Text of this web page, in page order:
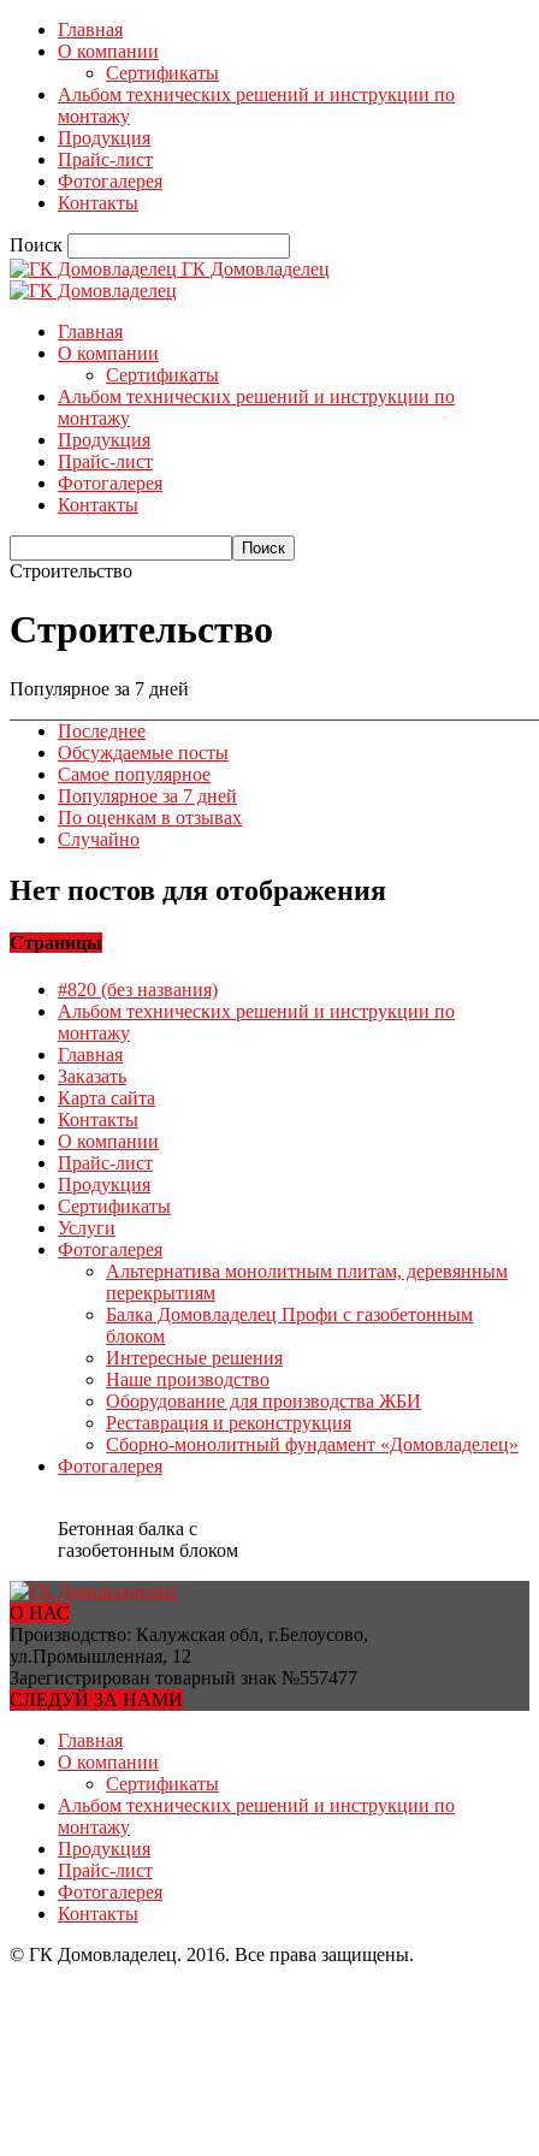
Главная
О компании
Сертификаты
Альбом технических решений и инструкции по
монтажу
Продукция
Прайс-лист
Фотогалерея
Контакты
Поиск
ГК Домовладелец
Главная
О компании
Сертификаты
Альбом технических решений и инструкции по
монтажу
Продукция
Прайс-лист
Фотогалерея
Контакты
Строительство
Строительство
Популярное за 7 дней
Последнее
Обсуждаемые посты
Самое популярное
Популярное за 7 дней
По оценкам в отзывах
Случайно
Нет постов для отображения
Страницы
#820 (без названия)
Альбом технических решений и инструкции по
монтажу
Главная
Заказать
Карта сайта
Контакты
О компании
Прайс-лист
Продукция
Сертификаты
Услуги
Фотогалерея
Альтернатива монолитным плитам, деревянным
перекрытиям
Балка Домовладелец Профи с газобетонным
блоком
Интересные решения
Наше производство
Оборудование для производства ЖБИ
Реставрация и реконструкция
Сборно-монолитный фундамент «Домовладелец»
Фотогалерея
Бетонная балка с
газобетонным блоком
О НАС
Производство: Калужская обл, г.Белоусово,
ул.Промышленная, 12
Зарегистрирован товарный знак №557477
СЛЕДУЙ ЗА НАМИ
Главная
О компании
Сертификаты
Альбом технических решений и инструкции по
монтажу
Продукция
Прайс-лист
Фотогалерея
Контакты
© ГК Домовладелец. 2016. Все права защищены.